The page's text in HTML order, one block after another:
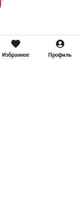
Избранное Профиль